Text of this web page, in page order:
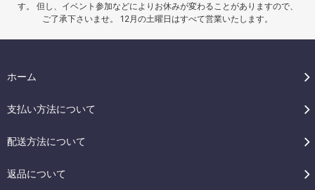
す。 但し、イベント参加などによりお休みが変わることがありますので、
ご了承下さいませ。 12月の土曜日はすべて営業いたします。
ホーム
支払い方法について
配送方法について
返品について